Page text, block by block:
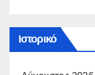
Ιστορικό